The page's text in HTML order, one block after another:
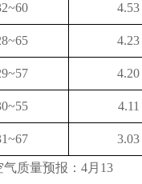
4.53
4.23
4.20
4.11
3.03
质量预报：4月13